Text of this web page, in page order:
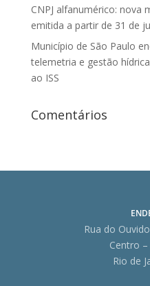
CNPJ alfanumérico: nova
emitida a partir de 31 de
Município de São Paulo
telemetria e gestão
ao ISS
Comentários
Rua do
Centro
Rio de